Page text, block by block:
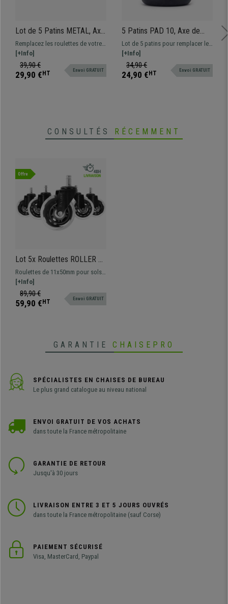
• Revêtement en caoutchouc optimal
Lot de 5 Patins METAL, Axe
de 11mm, Design Elégant,
Antidérapants, Résistants
Remplacez les roulettes de votre
chaise par ces 5 patins fixes et
profitez d’une assise stable,
confortablegarantir une stabilité
[+Info]
39,90 €
29,90 € HT Envoi GRATUIT
5 Patins PAD 10, Axe de
11mm, Antidérapants,
Résistants
Lot de 5 patins pour remplacer les
roulettes de votre chaise de
bureau. Profitez de tous les
avantages d'une chaise
[+Info]
34,90 €
24,90 € HT Envoi GRATUIT
CONSULTÉS RÉCEMMENT
Offre
Lot 5x Roulettes ROLLER 1,
11x50mm, Sols Mous Et
Durs En Caoutchouc, 300kg
Roulettes de 11x50mm pour sols
mous et sols durs, roulement
optimisé, silencieux et sur tout
support
[+Info]
89,90 €
59,90 € HT Envoi GRATUIT
GARANTIE CHAISEPRO
SPÉCIALISTES EN CHAISES DE BUREAU
Le plus grand catalogue au niveau national
ENVOI GRATUIT DE VOS ACHATS
dans toute la France métropolitaine
GARANTIE DE RETOUR
Jusqu'à 30 jours
LIVRAISON ENTRE 3 ET 5 JOURS OUVRÉS
dans toute la France métropolitaine (sauf Corse)
PAIEMENT SÉCURISÉ
Visa, MasterCard, Paypal